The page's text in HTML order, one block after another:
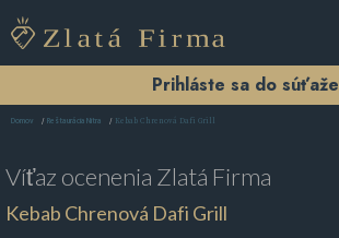
Prihláste sa do súťaže
Domov Reštaurácia Nitra Kebab Chrenová Dafi Grill
Víťaz ocenenia Zlatá Firma
Kebab Chrenová Dafi Grill